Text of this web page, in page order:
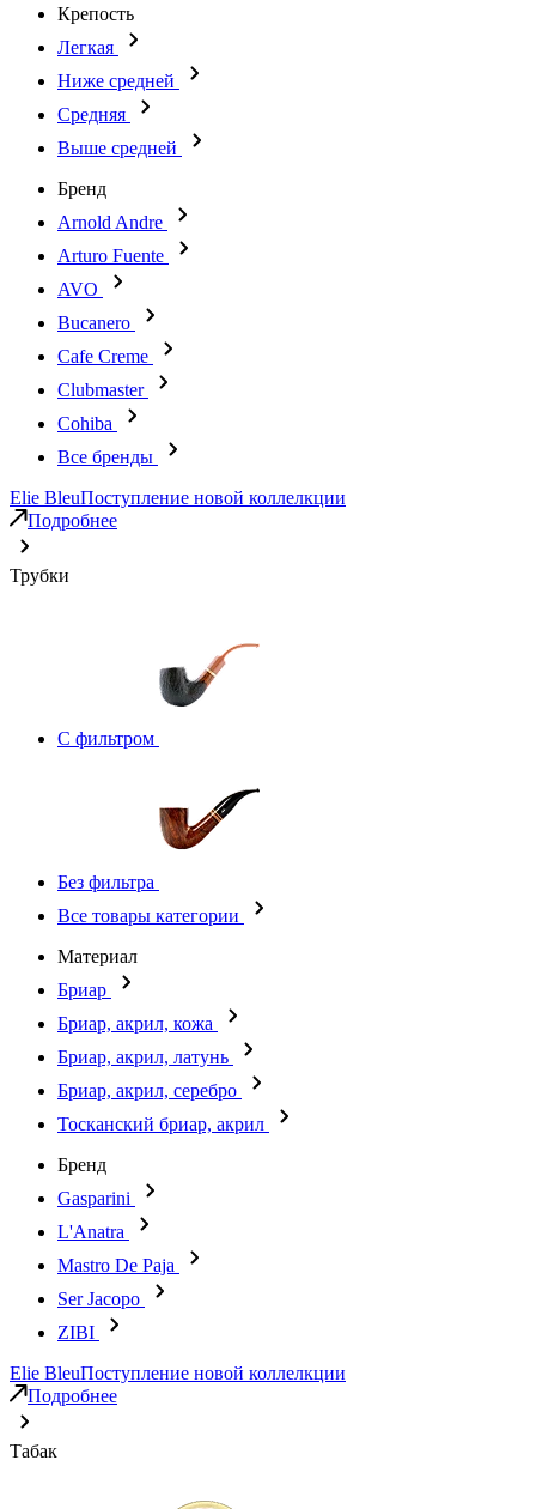
Крепость
Легкая
Ниже средней
Средняя
Выше средней
Бренд
Arnold Andre
Arturo Fuente
AVO
Bucanero
Cafe Creme
Clubmaster
Cohiba
Все бренды
Elie BleuПоступление новой коллелкции
Подробнее
Трубки
С фильтром
Без фильтра
Все товары категории
Материал
Бриар
Бриар, акрил, кожа
Бриар, акрил, латунь
Бриар, акрил, серебро
Тосканский бриар, акрил
Бренд
Gasparini
L'Anatra
Mastro De Paja
Ser Jacopo
ZIBI
Elie BleuПоступление новой коллелкции
Подробнее
Табак